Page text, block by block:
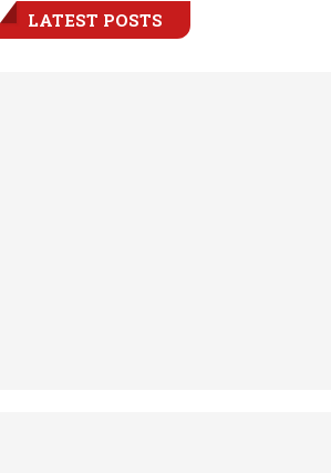
LATEST POSTS